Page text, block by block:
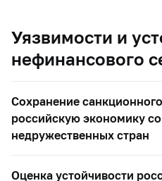
Уязвимости и
нефинансового
Сохранение
российскую экономику
недружественных стран
Оценка устойчивости